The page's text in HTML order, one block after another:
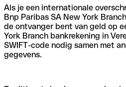
Als je een internationale
Bnp Paribas SA New York
de ontvanger bent van geld op
York Branch bankrekening in
SWIFT-code nodig samen met
gegevens.